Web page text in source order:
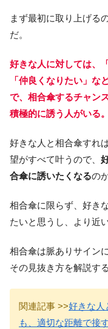
まず最初に取り上げる
だ。
好きな人に対しては、
「仲良くなりたい」な
で、相合傘するチャン
積極的に誘う人がいる。
好きな人と相合傘すれ
望がすべて叶うので、
合傘に誘いたくなるの
相合傘に限らず、好き
たいと思うし、より近
相合傘は脈ありサイン
その見抜き方を解説する
関連記事 >>好きな人
も、適切な距離で接